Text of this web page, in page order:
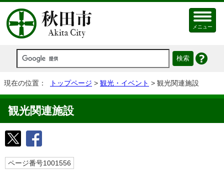
メニュー
現在の位置： トップページ > 観光・イベント > 観光関連施設
観光関連施設
ページ番号1001556